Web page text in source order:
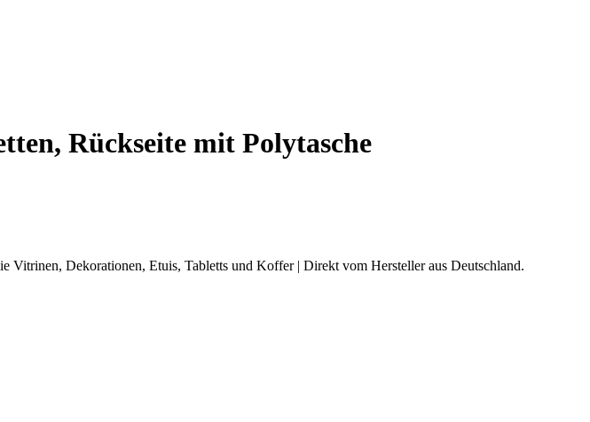
Rückseite mit Polytasche
Dekorationen, Etuis, Tabletts und Koffer | Direkt vom Hersteller aus Deutschland.